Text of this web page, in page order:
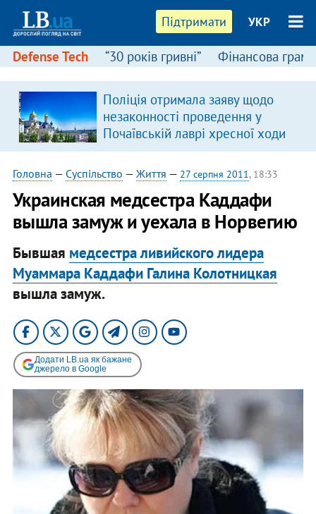
Підтримати УКР
Defense Tech “30 років гривні” Фінансова
Поліція отримала заяву щодо
незаконності проведення у
Почаївській лаврі хресної ходи
Головна — Суспільство — Життя — 27 серпня 2011, 18:33
Украинская медсестра Каддафи
вышла замуж и уехала в Норвегию
Бывшая медсестра ливийского лидера
Муаммара Каддафи Галина Колотницкая
вышла замуж.
Додати LB.ua як бажане
джерело в Google